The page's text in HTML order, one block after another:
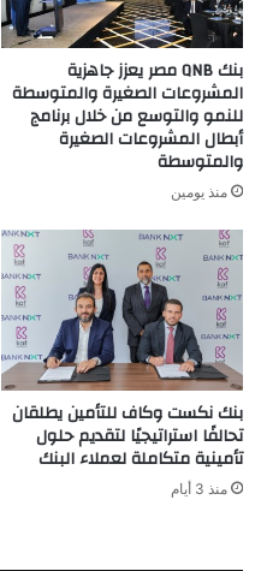
بنك QNB مصر يعزز جاهزية
المشروعات الصغيرة والمتوسطة
للنمو والتوسع من خلال برنامج
أبطال المشروعات الصغيرة
والمتوسطة
منذ يومين
بنك نكست وكاف للتأمين يطلقان
تحالفًا استراتيجيًا لتقديم حلول
تأمينية متكاملة لعملاء البنك
منذ 3 أيام